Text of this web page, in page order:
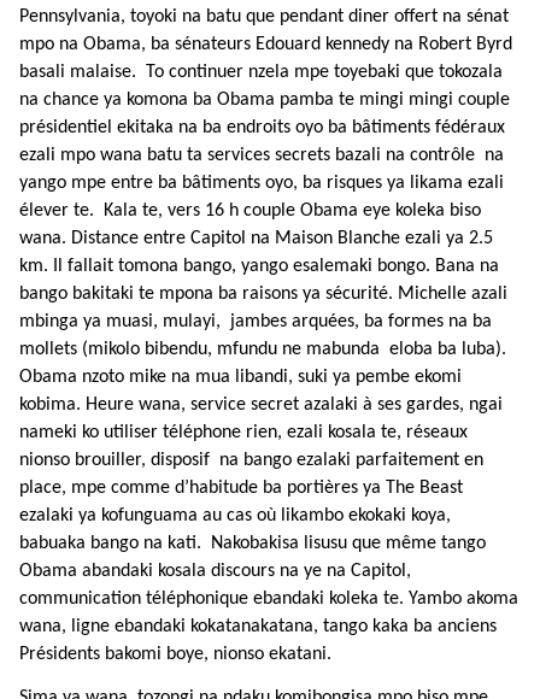
Pennsylvania, toyoki na batu que pendant diner offert na sénat
mpo na Obama, ba sénateurs Edouard kennedy na Robert Byrd
basali malaise. To continuer nzela mpe toyebaki que tokozala
na chance ya komona ba Obama pamba te mingi mingi couple
présidentiel ekitaka na ba endroits oyo ba bâtiments fédéraux
ezali mpo wana batu ta services secrets bazali na contrôle na
yango mpe entre ba bâtiments oyo, ba risques ya likama ezali
élever te. Kala te, vers 16 h couple Obama eye koleka biso
wana. Distance entre Capitol na Maison Blanche ezali ya 2.5
km. Il fallait tomona bango, yango esalemaki bongo. Bana na
bango bakitaki te mpona ba raisons ya sécurité. Michelle azali
mbinga ya muasi, mulayi, jambes arquées, ba formes na ba
mollets (mikolo bibendu, mfundu ne mabunda eloba ba luba).
Obama nzoto mike na mua libandi, suki ya pembe ekomi
kobima. Heure wana, service secret azalaki à ses gardes, ngai
nameki ko utiliser téléphone rien, ezali kosala te, réseaux
nionso brouiller, disposif na bango ezalaki parfaitement en
place, mpe comme d’habitude ba portières ya The Beast
ezalaki ya kofunguama au cas où likambo ekokaki koya,
babuaka bango na kati. Nakobakisa lisusu que même tango
Obama abandaki kosala discours na ye na Capitol,
communication téléphonique ebandaki koleka te. Yambo akoma
wana, ligne ebandaki kokatanakatana, tango kaka ba anciens
Présidents bakomi boye, nionso ekatani.